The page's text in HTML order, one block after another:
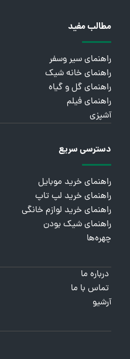
مطالب مفید
راهنمای سیر وسفر
راهنمای خانه شیک
راهنمای گل و گیاه
راهنمای فیلم
آشپزی
دسترسی سریع
راهنمای خرید موبایل
راهنمای خرید لپ تاپ
راهنمای خرید لوازم خانگی
راهنمای شیک بودن
چهره‌ها
درباره ما
تماس با ما
آرشیو